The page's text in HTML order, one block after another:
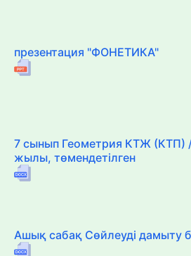
презентация "ФОНЕТИКА"
7 сынып Геометрия КТЖ (КТП)
жылы, төмендетілген
Ашық сабақ Сөйлеуді дамыту